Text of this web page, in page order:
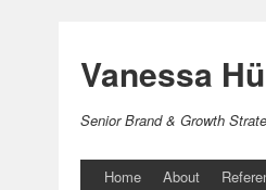
Vanessa
Senior Brand & Growth
Home About